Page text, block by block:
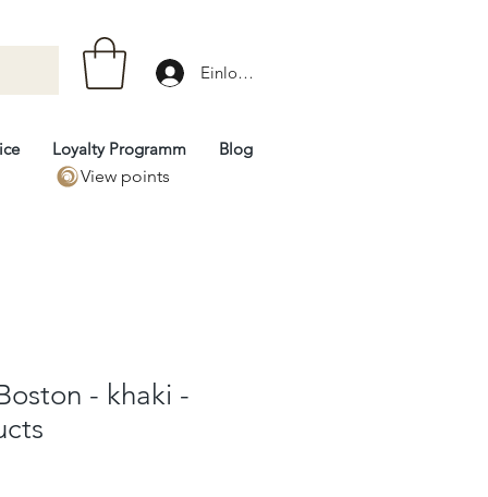
Einloggen
Loyalty Programm
Blog
View points
- khaki -